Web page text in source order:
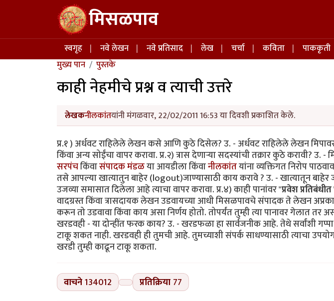
Skip to main content मिसळपाव
Main navigation
स्वगृह नवे लेखन नवे प्रतिसाद लेख चर्चा कविता पाककृती
मुख्य पान
पुस्तके
काही नेहमीचे प्रश्न व त्याची उत्तरे
लेखकनीलकांतयांनी मंगळवार, 22/02/2011 16:53 या दिवशी प्रकाशित केले.
प्र.१ ) अर्धवट राहिलेले लेखन कसे आणि कुठे दिसेल? उ. - अर्धवट राहिलेले लेखन
किंवा अन्य सोईंचा वापर करावा. प्र.२) त्रास देणार्‍या सदस्यांची तक्रार कुठे करावी? उ.
सरपंचकिंवासंपादक मंडळया आयडीला किंवानीलकांतयांना व्यक्तिगत निरोप
तसे आपल्या खात्यातुन बाहेर (logout)जाण्यासाठी काय करावे ? उ. - खात्यातून बाहेर
उजव्या समासात दिलेला आहे त्याचा वापर करावा. प्र.४) काही पानांवर "प्रवेश प्रतिबंधीत
वादग्रस्त किंवा त्रासदायक लेखन उडवायच्या आधी मिसळपावचे संपादक ते लेखन
करून तो उडवावा किंवा काय असा निर्णय होतो. तोपर्यंत तुम्ही त्या पानावर गेलात
खरडवही - या दोन्हींत फरक काय? उ. - खरडफळा हा सार्वजनीक आहे. तेथे सर्वांशी
टाकू शकत नाही. खरडवही ही तुमची आहे. तुमच्याशी संपर्क साधण्यासाठी त्याचा
खरडी तुम्ही काढून टाकू शकता.
वाचने134012 प्रतिक्रिया 77